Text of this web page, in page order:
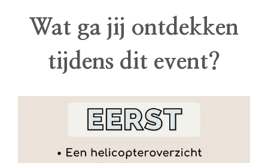
Wat ga jij ontdekken
tijdens dit event?